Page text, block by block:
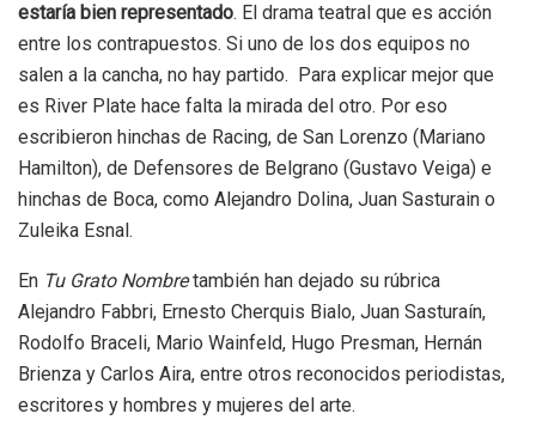
estaría bien representado. El drama teatral que es acción
entre los contrapuestos. Si uno de los dos equipos no
salen a la cancha, no hay partido. Para explicar mejor que
es River Plate hace falta la mirada del otro. Por eso
escribieron hinchas de Racing, de San Lorenzo (Mariano
Hamilton), de Defensores de Belgrano (Gustavo Veiga) e
hinchas de Boca, como Alejandro Dolina, Juan Sasturain o
Zuleika Esnal.
En Tu Grato Nombretambién han dejado su rúbrica
Alejandro Fabbri, Ernesto Cherquis Bialo, Juan Sasturaín,
Rodolfo Braceli, Mario Wainfeld, Hugo Presman, Hernán
Brienza y Carlos Aira, entre otros reconocidos periodistas,
escritores y hombres y mujeres del arte.